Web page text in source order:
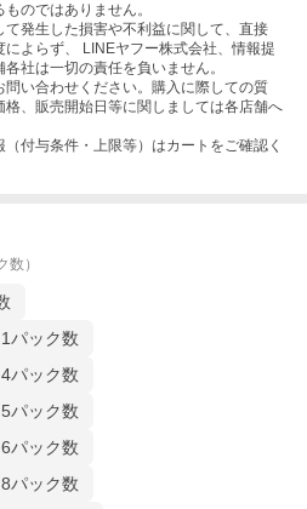
のではありません。
発生した損害や不利益に関して、直接
よらず、 LINEヤフー株式会社、情報提
社は一切の責任を負いません。
い合わせください。購入に際しての質
、販売開始日等に関しましては各店舗へ
付与条件・上限等）はカートをご確認く
）
パック数
パック数
パック数
パック数
パック数